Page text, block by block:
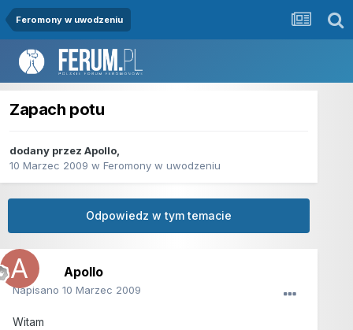
Feromony w uwodzeniu
Zapach potu
dodany przez Apollo,
10 Marzec 2009 w Feromony w uwodzeniu
Odpowiedz w tym temacie
Apollo
Napisano 10 Marzec 2009
Witam